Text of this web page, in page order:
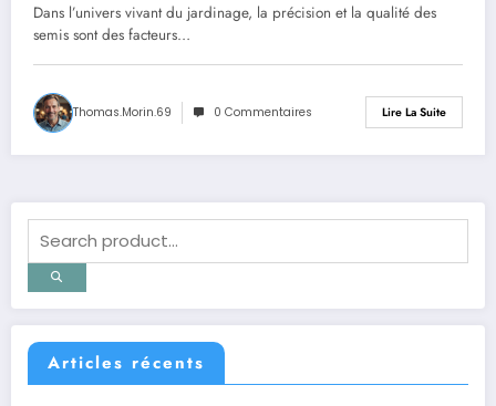
Dans l’univers vivant du jardinage, la précision et la qualité des
semis sont des facteurs…
Thomas.Morin.69 0 Commentaires Lire La Suite
Articles récents